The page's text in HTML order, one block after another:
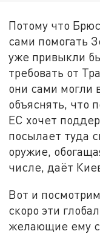
Потому что
сами помогать
уже привыкли
требовать от
они сами могли
объяснять, что
ЕС хочет
посылает туда
оружие,
числе, даёт
Вот и
скоро эти
желающие ему